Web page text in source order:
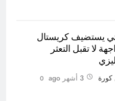
يستضيف كريستال
لا تقبل التعثر
3 أشهر ago 0